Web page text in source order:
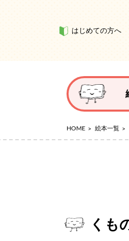
はじめての方へ
HOME 絵本一覧
くも